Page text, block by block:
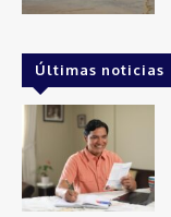
Últimas noticias